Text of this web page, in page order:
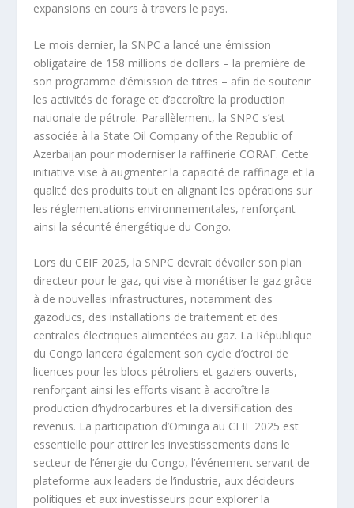
expansions en cours à travers le pays.
Le mois dernier, la SNPC a lancé une émission
obligataire de 158 millions de dollars – la première de
son programme d’émission de titres – afin de soutenir
les activités de forage et d’accroître la production
nationale de pétrole. Parallèlement, la SNPC s’est
associée à la State Oil Company of the Republic of
Azerbaijan pour moderniser la raffinerie CORAF. Cette
initiative vise à augmenter la capacité de raffinage et la
qualité des produits tout en alignant les opérations sur
les réglementations environnementales, renforçant
ainsi la sécurité énergétique du Congo.
Lors du CEIF 2025, la SNPC devrait dévoiler son plan
directeur pour le gaz, qui vise à monétiser le gaz grâce
à de nouvelles infrastructures, notamment des
gazoducs, des installations de traitement et des
centrales électriques alimentées au gaz. La République
du Congo lancera également son cycle d’octroi de
licences pour les blocs pétroliers et gaziers ouverts,
renforçant ainsi les efforts visant à accroître la
production d’hydrocarbures et la diversification des
revenus. La participation d’Ominga au CEIF 2025 est
essentielle pour attirer les investissements dans le
secteur de l’énergie du Congo, l’événement servant de
plateforme aux leaders de l’industrie, aux décideurs
politiques et aux investisseurs pour explorer la